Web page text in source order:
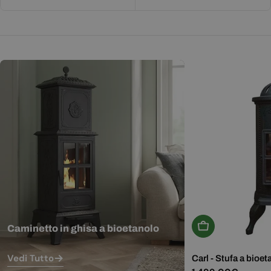
Caminetto in ghisa a bioetanolo
Vedi Tutto
Aggiungi Al
Carl - Stufa a